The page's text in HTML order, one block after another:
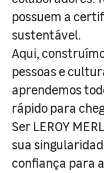
possuem a
sustentável.
Aqui,
pessoas e
aprendemos
rápido para
Ser LEROY
sua
confiança para